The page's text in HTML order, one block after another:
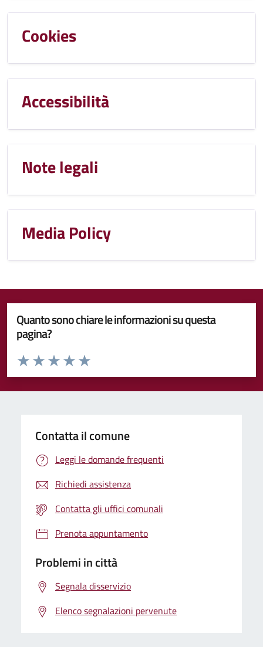
Cookies
Accessibilità
Note legali
Media Policy
Quanto sono chiare le informazioni su questa
pagina?
Valuta da 1 a 5 stelle la pagina
Valuta 5 stelle su 5
Valuta 4 stelle su 5
Valuta 3 stelle su 5
Valuta 2 stelle su 5
Valuta 1 stelle su 5
Contatta il comune
Leggi le domande frequenti
Richiedi assistenza
Contatta gli uffici comunali
Prenota appuntamento
Problemi in città
Segnala disservizio
Elenco segnalazioni pervenute